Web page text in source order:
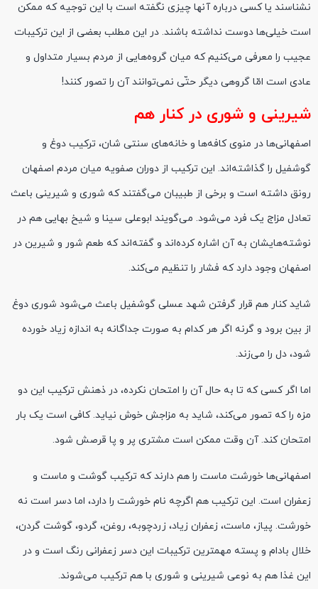
نشناسند یا کسی درباره آنها چیزی نگفته است با این توجیه که ممکن
است خیلی‌ها دوست نداشته باشند. در این مطلب بعضی از این ترکیبات
عجیب را معرفی می‌کنیم که میان گروه‌هایی از مردم بسیار متداول و
عادی است امّا گروهی دیگر حتّی نمی‌توانند آن را تصور کنند!
شیرینی و شوری درکنار هم
اصفهانی‌ها در منویکافه‌ها و خانه‌های سنتی شان، ترکیب دوغ و
گوشفیل را گذاشته‌اند. این ترکیب از دوران صفویه میان مردم اصفهان
رونق داشته است و برخی از طبیبان می‌گفتند که شوری و شیرینی باعث
تعادل مزاج یک فرد می‌شود. می‌گویند ابوعلی سینا و شیخ بهایی هم در
نوشته‌هایشان به آن اشاره کرده‌اند و گفته‌اندکه طعم شور و شیرین در
اصفهان وجود دارد که فشار را تنظیم می‌کند.
شاید کنار هم قرار گرفتن شهد عسلی گوشفیل باعث می‌شود شوری دوغ
از بین برود و گرنه اگر هر کدام به صورت جداگانه به اندازه زیاد خورده
شود، دل را می‌زند.
اما اگر کسی که تا به حال آن را امتحان نکرده، در ذهنش ترکیب این دو
مزه را که تصور می‌کند، شاید به مزاجش خوش نیاید. کافی است یک بار
امتحان کند. آن وقت ممکن است مشتری پر و پا قرصش شود.
اصفهانی‌ها خورشت ماست را هم دارند که ترکیب گوشت و ماست و
زعفران است. این ترکیب هم اگرچه نام خورشت را دارد، اما دسر است نه
خورشت. پیاز، ماست، زعفران زیاد، زردچوبه، روغن، گردو، گوشت گردن،
خلال بادام و پسته مهمترین ترکیبات این دسر زعفرانی رنگ است و در
این غذا هم به نوعی شیرینی و شوری با هم ترکیب می‌شوند.